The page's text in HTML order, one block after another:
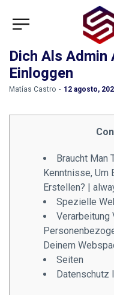
Dich Als
Einloggen
by
Matías Castro 12 agosto,
Braucht Man
Kenntnisse, Um
Erstellen? |
Spezielle
Verarbeitung
Deinem
Seiten
Datenschutz